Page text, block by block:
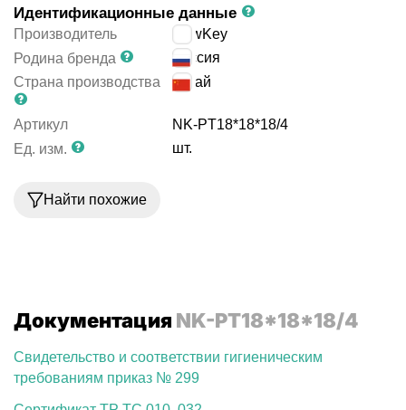
Идентификационные данные
Производитель
NewKey
Родина бренда
Россия
Страна производства
Китай
Артикул
NK-PT18*18*18/4
Ед. изм.
шт.
Найти похожие
Документация NK-PT18*18*18/4
Свидетельство и соответствии гигиеническим
требованиям приказ № 299